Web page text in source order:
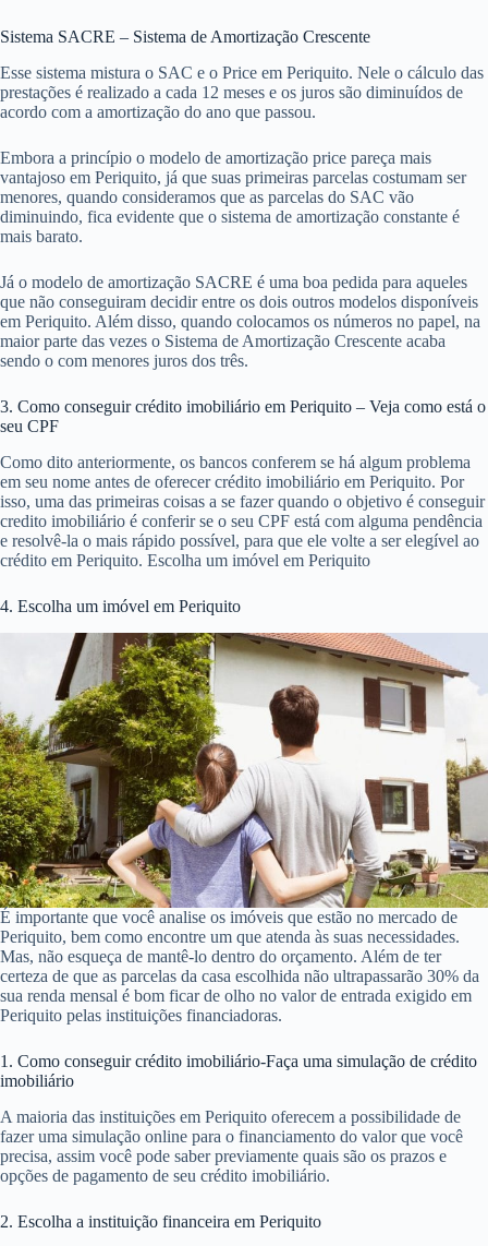
Sistema SACRE – Sistema de Amortização Crescente
Esse sistema mistura o SAC e o Price em Periquito. Nele o cálculo das
prestações é realizado a cada 12 meses e os juros são diminuídos de
acordo com a amortização do ano que passou.
Embora a princípio o modelo de amortização price pareça mais
vantajoso em Periquito, já que suas primeiras parcelas costumam ser
menores, quando consideramos que as parcelas do SAC vão
diminuindo, fica evidente que o sistema de amortização constante é
mais barato.
Já o modelo de amortização SACRE é uma boa pedida para aqueles
que não conseguiram decidir entre os dois outros modelos disponíveis
em Periquito. Além disso, quando colocamos os números no papel, na
maior parte das vezes o Sistema de Amortização Crescente acaba
sendo o com menores juros dos três.
3. Como conseguir crédito imobiliário em Periquito – Veja como está o
seu CPF
Como dito anteriormente, os bancos conferem se há algum problema
em seu nome antes de oferecer crédito imobiliário em Periquito. Por
isso, uma das primeiras coisas a se fazer quando o objetivo é conseguir
credito imobiliário é conferir se o seu CPF está com alguma pendência
e resolvê-la o mais rápido possível, para que ele volte a ser elegível ao
crédito em Periquito. Escolha um imóvel em Periquito
4. Escolha um imóvel em Periquito
É importante que você analise os imóveis que estão no mercado de
Periquito, bem como encontre um que atenda às suas necessidades.
Mas, não esqueça de mantê-lo dentro do orçamento. Além de ter
certeza de que as parcelas da casa escolhida não ultrapassarão 30% da
sua renda mensal é bom ficar de olho no valor de entrada exigido em
Periquito pelas instituições financiadoras.
1. Como conseguir crédito imobiliário-Faça uma simulação de crédito
imobiliário
A maioria das instituições em Periquito oferecem a possibilidade de
fazer uma simulação online para o financiamento do valor que você
precisa, assim você pode saber previamente quais são os prazos e
opções de pagamento de seu crédito imobiliário.
2. Escolha a instituição financeira em Periquito